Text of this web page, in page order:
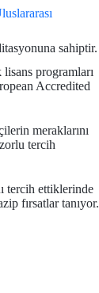
sahiptir.
programları
Accredited
meraklarını
tercih
tercih ettiklerinde
fırsatlar tanıyor.